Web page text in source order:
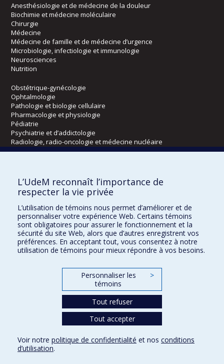
Anesthésiologie et de médecine de la douleur
Biochimie et médecine moléculaire
Chirurgie
Médecine
Médecine de famille et de médecine d’urgence
Microbiologie, infectiologie et immunologie
Neurosciences
Nutrition
Obstétrique-gynécologie
Ophtalmologie
Pathologie et biologie cellulaire
Pharmacologie et physiologie
Pédiatrie
Psychiatrie et d’addictologie
Radiologie, radio-oncologie et médecine nucléaire
Kinésiologie et des sciences de l’activité physique
Orthophonie et audiologie
Réadaptation
Directions
DPC
CPASS
L’UdeM reconnaît l’importance de
respecter la vie privée
L’utilisation de témoins nous permet d’améliorer et de
personnaliser votre expérience Web. Certains témoins
sont obligatoires pour assurer le fonctionnement et la
sécurité du site Web, alors que d’autres enregistrent vos
préférences. En acceptant tout, vous consentez à notre
utilisation de témoins pour mieux répondre à vos besoins.
Personnaliser les
témoins
>
Tout refuser
Tout accepter
Voir notre politique de confidentialité et nos conditions
d’utilisation.